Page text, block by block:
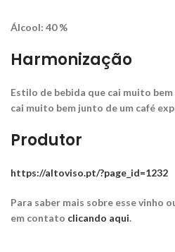
Álcool: 40 %
Harmonização
Estilo de bebida que cai muito
cai muito bem junto de um café
Produtor
https://altoviso.pt/?page_id=1232
Para saber mais sobre esse vinho
em contato clicando aqui.